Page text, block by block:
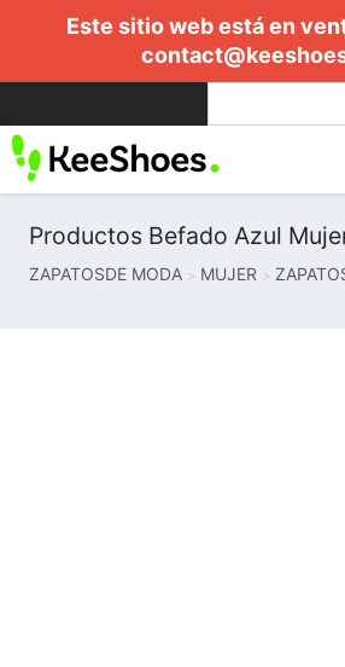
Este sitio web está en
Productos Befado Azul
ZAPATOSDE MODA MUJER